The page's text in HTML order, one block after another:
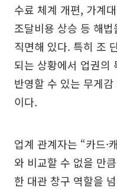
수료 체계 개편, 가계
조달비용 상승 등 해
직면해 있다. 특히 조
되는 상황에서 업권의
반영할 수 있는 무게
이다.
업계 관계자는 “카드·
와 비교할 수 없을 만
한 대관 창구 역할을